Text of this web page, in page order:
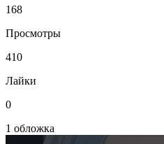
168
Просмотры
410
Лайки
0
1 обложка